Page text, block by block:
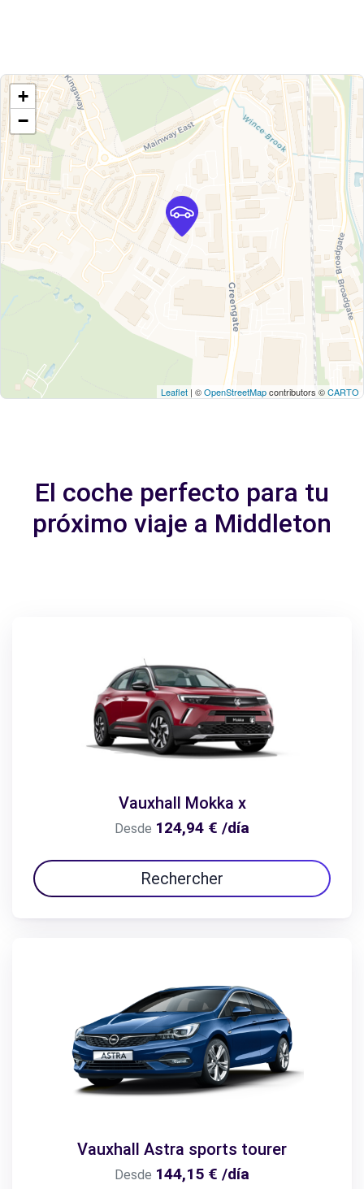
+
−
Leaflet | ©OpenStreetMapcontributors ©CARTO
El coche perfecto para tu
próximo viaje a Middleton
Vauxhall Mokka x
Desde 124,94 € /día
Rechercher
Vauxhall Astra sports tourer
Desde 144,15 € /día